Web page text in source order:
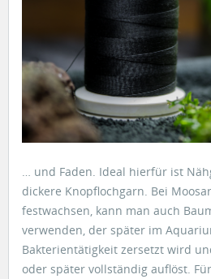
… und Faden. Ideal hierfür ist
dickere Knopflochgarn. Bei
festwachsen, kann man auch
verwenden, der später im
Bakterientätigkeit zersetzt wird
oder später vollständig auflöst.